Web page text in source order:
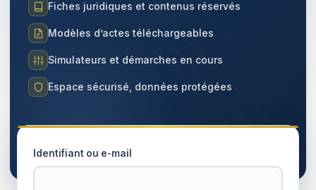
Fiches juridiques et contenus réservés
Modèles d’actes téléchargeables
Simulateurs et démarches en cours
Espace sécurisé, données protégées
Identifiant ou e-mail